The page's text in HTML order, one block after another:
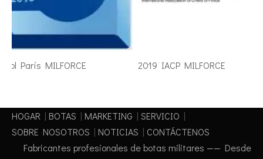
París MILFORCE 2019 IACP MILFORCE
HOGAR | BOTAS | MARKETING | SERVICIO |
SOBRE NOSOTROS | NOTICIAS | CONTÁCTENOS
Fabricantes profesionales de botas militares —— Desde